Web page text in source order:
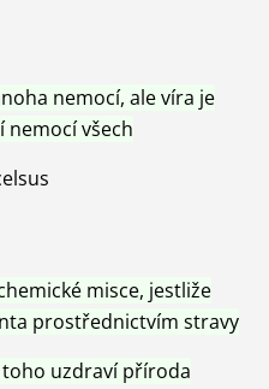
nemocí, ale víra je
nemocí všech
misce, jestliže
prostřednictvím stravy
uzdraví příroda